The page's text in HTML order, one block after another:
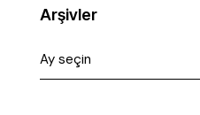
Arşivler